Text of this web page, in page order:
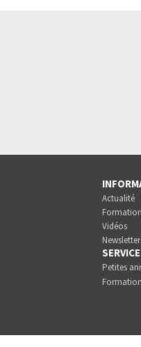
Actualité
Formation
Vidéos
Petites